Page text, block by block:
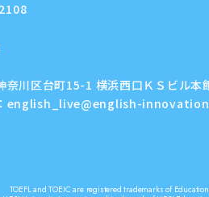
奈川区台町15-1 横浜西口ＫＳビル本
english_live@english-
TOEFL and TOEIC are registered trademarks of